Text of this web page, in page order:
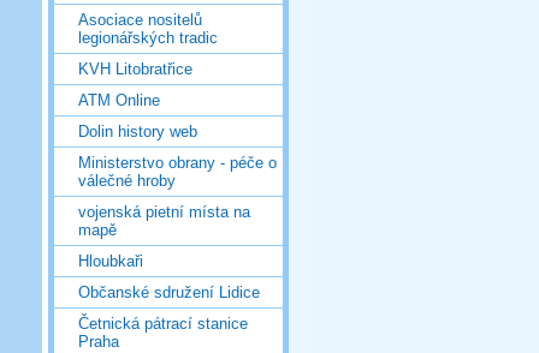
Asociace nositelů
legionářských tradic
KVH Litobratřice
ATM Online
Dolin history web
Ministerstvo obrany - péče o
válečné hroby
vojenská pietní místa na
mapě
Hloubkaři
Občanské sdružení Lidice
Četnická pátrací stanice
Praha